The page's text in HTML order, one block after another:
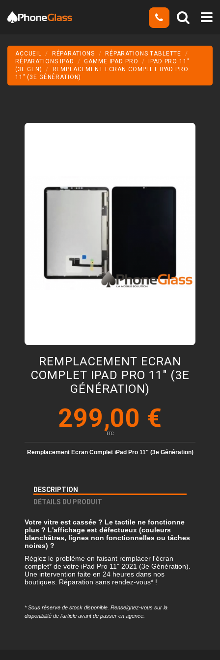
ACCUEIL RÉPARATIONS
RÉPARATIONS TABLETTE
RÉPARATIONS IPAD
GAMME IPAD PRO
IPAD PRO 11"
(3E GEN)
REMPLACEMENT ECRAN COMPLET IPAD PRO
11" (3E GÉNÉRATION)
REMPLACEMENT ECRAN
COMPLET IPAD PRO 11" (3E
GÉNÉRATION)
299,00 €
TTC
Remplacement Ecran Complet iPad Pro 11" (3e Génération)
DESCRIPTION
DÉTAILS DU PRODUIT
Votre vitre est cassée ? Le tactile ne fonctionne
plus ? L'affichage est défectueux (couleurs
blanchâtres, lignes non fonctionnelles ou tâches
noires) ?
Réglez le problème en faisant remplacer l'écran
complet* de votre iPad Pro 11" 2021 (3e Génération).
Une intervention faite en 24 heures dans nos
boutiques. Réparation sans rendez-vous* !
* Sous réserve de stock disponible. Renseignez-vous sur la
disponibilité de l'article avant de passer en agence.